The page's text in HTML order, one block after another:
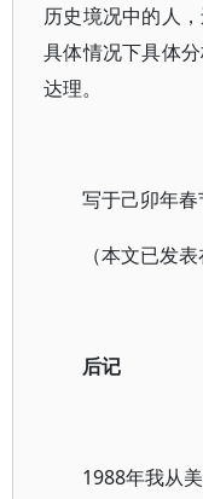
历史境况中的人
具体情况下具体
达理。
写于己卯年
（本文已发
后记
1988年我从